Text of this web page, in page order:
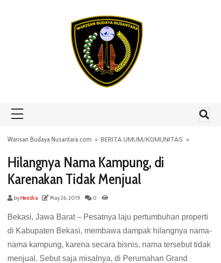
Warisan Budaya Nusantara.com » BERITA UMUM/KOMUNITAS »
Hilangnya Nama Kampung, di
Karenakan Tidak Menjual
byHendra May 26, 2019 0
Bekasi, Jawa Barat – Pesatnya laju pertumbuhan properti
di Kabupaten Bekasi, membawa dampak hilangnya nama-
nama kampung, karena secara bisnis, nama tersebut tidak
menjual. Sebut saja misalnya, di Perumahan Grand